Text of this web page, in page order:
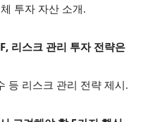
투자 자산 소개.
리스크 관리 투자 전략은
등 리스크 관리 전략 제시.